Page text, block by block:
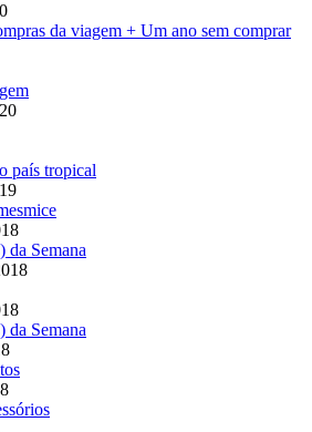
da viagem + Um ano sem comprar
país tropical
da Semana
da Semana